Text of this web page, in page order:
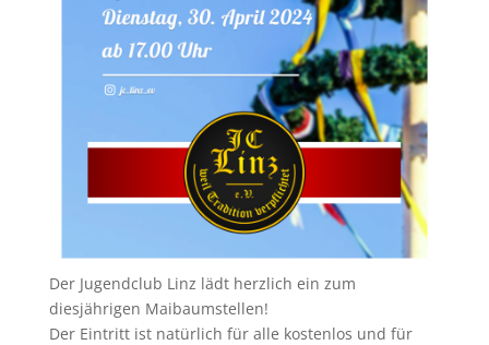
Der Jugendclub Linz lädt herzlich ein zum
diesjährigen Maibaumstellen!
Der Eintritt ist natürlich für alle kostenlos und für